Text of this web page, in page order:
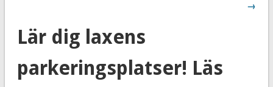
→
Lär dig laxens
parkeringsplatser! Läs